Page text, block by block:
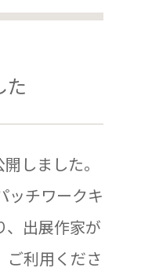
た
しました。
ッチワークキ
、出展作家が
ご利用くださ